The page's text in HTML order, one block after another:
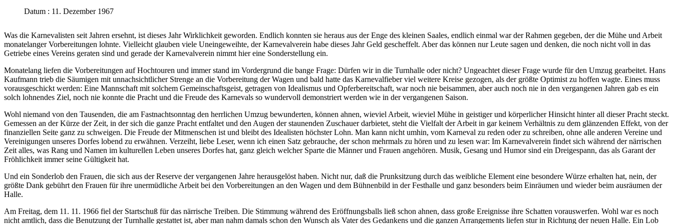
Datum : 11. Dezember 1967
Was die Karnevalisten seit Jahren ersehnt, ist dieses Jahr Wirklichkeit geworden. Endlich konnten sie heraus aus der Enge des kleinen Saales, endlich einmal war der Rahmen gegeben, der die Mühe und Arbeit
monatelanger Vorbereitungen lohnte. Vielleicht glauben viele Uneingeweihte, der Karnevalverein habe dieses Jahr Geld gescheffelt. Aber das können nur Leute sagen und denken, die noch nicht voll in das
Getriebe eines Vereins geraten sind und gerade der Karnevalverein nimmt hier eine Sonderstellung ein.
Monatelang liefen die Vorbereitungen auf Hochtouren und immer stand im Vordergrund die bange Frage: Dürfen wir in die Turnhalle oder nicht? Ungeachtet dieser Frage wurde für den Umzug gearbeitet. Hans
Kaufmann trieb die Säumigen mit unnachsichtlicher Strenge an die Vorbereitung der Wagen und bald hatte das Karnevalfieber viel weitere Kreise gezogen, als der größte Optimist zu hoffen wagte. Eines muss
vorausgeschickt werden: Eine Mannschaft mit solchem Gemeinschaftsgeist, getragen von Idealismus und Opferbereitschaft, war noch nie beisammen, aber auch noch nie in den vergangenen Jahren gab es ein
solch lohnendes Ziel, noch nie konnte die Pracht und die Freude des Karnevals so wundervoll demonstriert werden wie in der vergangenen Saison.
Wohl niemand von den Tausenden, die am Fastnachtsonntag den herrlichen Umzug bewunderten, können ahnen, wieviel Arbeit, wieviel Mühe in geistiger und körperlicher Hinsicht hinter all dieser Pracht steckt.
Gemessen an der Kürze der Zeit, in der sich die ganze Pracht entfaltet und den Augen der staunenden Zuschauer darbietet, steht die Vielfalt der Arbeit in gar keinem Verhältnis zu dem glänzenden Effekt, von der
finanziellen Seite ganz zu schweigen. Die Freude der Mitmenschen ist und bleibt des Idealisten höchster Lohn. Man kann nicht umhin, vom Karneval zu reden oder zu schreiben, ohne alle anderen Vereine und
Vereinigungen unseres Dorfes lobend zu erwähnen. Verzeiht, liebe Leser, wenn ich einen Satz gebrauche, der schon mehrmals zu hören und zu lesen war: Im Karnevalverein findet sich während der närrischen
Zeit alles, was Rang und Namen im kulturellen Leben unseres Dorfes hat, ganz gleich welcher Sparte die Männer und Frauen angehören. Musik, Gesang und Humor sind ein Dreigespann, das als Garant der
Fröhlichkeit immer seine Gültigkeit hat.
Und ein Sonderlob den Frauen, die sich aus der Reserve der vergangenen Jahre herausgelöst haben. Nicht nur, daß die Prunksitzung durch das weibliche Element eine besondere Würze erhalten hat, nein, der
größte Dank gebührt den Frauen für ihre unermüdliche Arbeit bei den Vorbereitungen an den Wagen und dem Bühnenbild in der Festhalle und ganz besonders beim Einräumen und wieder beim ausräumen der
Halle.
Am Freitag, dem 11. 11. 1966 fiel der Startschuß für das närrische Treiben. Die Stimmung während des Eröffnungsballs ließ schon ahnen, dass große Ereignisse ihre Schatten vorauswerfen. Wohl war es noch
nicht amtlich, dass die Benutzung der Turnhalle gestattet ist, aber man nahm damals schon den Wunsch als Vater des Gedankens und die ganzen Arrangements liefen stur in Richtung der neuen Halle. Ein Lob